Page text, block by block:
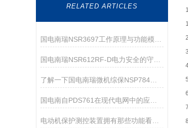
RELATED ARTICLES
了解一下国电南瑞微机综保NSP784的配置有哪些
电动机保护测控装置拥有那些功能看完本篇你就知道了